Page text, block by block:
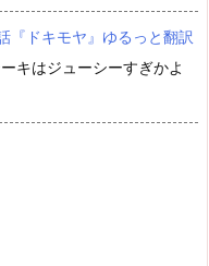
『ドキモヤ』ゆるっと翻訳
キはジューシーすぎかよ